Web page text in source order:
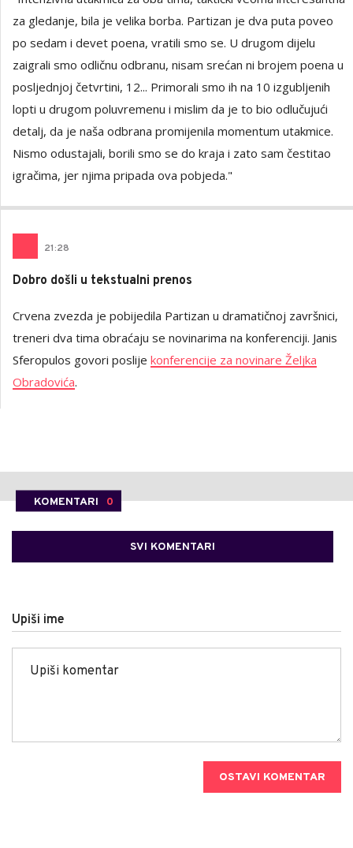
za gledanje, bila je velika borba. Partizan je dva puta poveo
po sedam i devet poena, vratili smo se. U drugom dijelu
zaigrali smo odličnu odbranu, nisam srećan ni brojem poena u
posljednjoj četvrtini, 12... Primorali smo ih na 10 izgubljenih
lopti u drugom poluvremenu i mislim da je to bio odlučujući
detalj, da je naša odbrana promijenila momentum utakmice.
Nismo odustajali, borili smo se do kraja i zato sam čestitao
igračima, jer njima pripada ova pobjeda."
21:28
Dobro došli u tekstualni prenos
Crvena zvezda je pobijedila Partizan u dramatičnoj završnici,
treneri dva tima obraćaju se novinarima na konferenciji. Janis
Sferopulos govori poslije konferencije za novinare Željka
Obradovića.
KOMENTARI 0
SVI KOMENTARI
Upiši ime
OSTAVI KOMENTAR